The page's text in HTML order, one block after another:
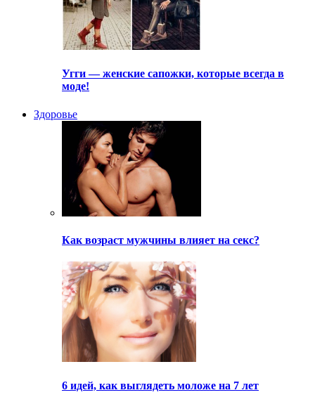
Угги — женские сапожки, которые всегда в
моде!
Здоровье
Как возраст мужчины влияет на секс?
6 идей, как выглядеть моложе на 7 лет